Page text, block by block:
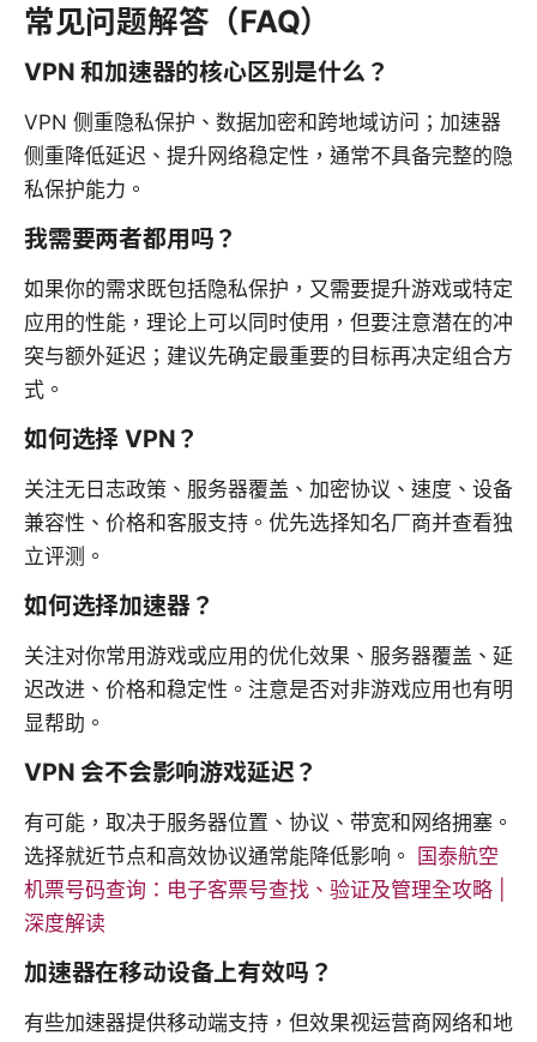
常见问题解答（FAQ）
VPN 和加速器的核心区别是什么？
VPN 侧重隐私保护、数据加密和跨地域访问；加速器
侧重降低延迟、提升网络稳定性，通常不具备完整的隐
私保护能力。
我需要两者都用吗？
如果你的需求既包括隐私保护，又需要提升游戏或特定
应用的性能，理论上可以同时使用，但要注意潜在的冲
突与额外延迟；建议先确定最重要的目标再决定组合方
式。
如何选择 VPN？
关注无日志政策、服务器覆盖、加密协议、速度、设备
兼容性、价格和客服支持。优先选择知名厂商并查看独
立评测。
如何选择加速器？
关注对你常用游戏或应用的优化效果、服务器覆盖、延
迟改进、价格和稳定性。注意是否对非游戏应用也有明
显帮助。
VPN 会不会影响游戏延迟？
有可能，取决于服务器位置、协议、带宽和网络拥塞。
选择就近节点和高效协议通常能降低影响。 国泰航空
机票号码查询：电子客票号查找、验证及管理全攻略 |
深度解读
加速器在移动设备上有效吗？
有些加速器提供移动端支持，但效果视运营商网络和地